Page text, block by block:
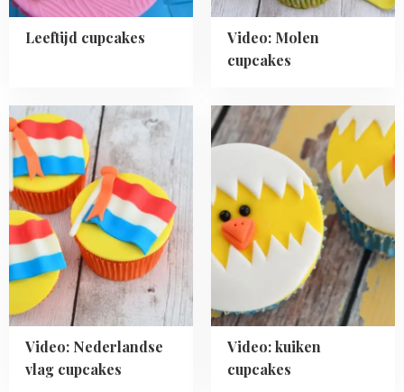
Leeftijd cupcakes
Video: Molen
cupcakes
Video: Nederlandse
vlag cupcakes
Read
more
about
Video:
Nederlandse
vlag
cupcakes
Video: kuiken
cupcakes
Read
more
Video:
kuiken
cupcakes